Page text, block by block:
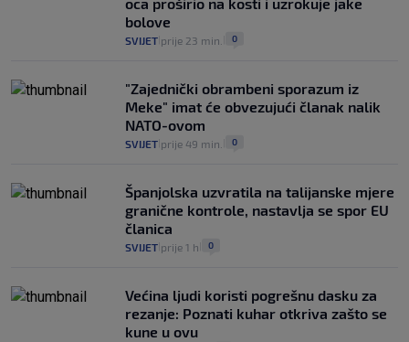
oca proširio na kosti i uzrokuje jake
bolove
SVIJET prije 23 min. 0
"Zajednički obrambeni sporazum iz
Meke" imat će obvezujući članak nalik
NATO-ovom
SVIJET prije 49 min. 0
Španjolska uzvratila na talijanske mjere
granične kontrole, nastavlja se spor EU
članica
SVIJET prije 1 h 0
Većina ljudi koristi pogrešnu dasku za
rezanje: Poznati kuhar otkriva zašto se
kune u ovu